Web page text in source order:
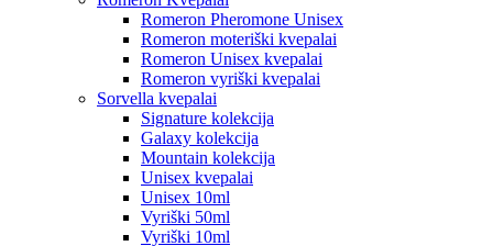
Romeron Pheromone Unisex
Romeron moteriški kvepalai
Romeron Unisex kvepalai
Romeron vyriški kvepalai
Sorvella kvepalai
Signature kolekcija
Galaxy kolekcija
Mountain kolekcija
Unisex kvepalai
Unisex 10ml
Vyriški 50ml
Vyriški 10ml